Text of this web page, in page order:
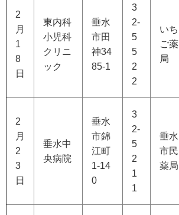
2
月
1
8
日
東内科
小児科
クリニ
ック
垂水
市田
神34
85-1
3
2-
5
5
2
2
いち
ご薬
局
2
月
2
3
日
垂水中
央病院
垂水
市錦
江町
1-14
0
3
2-
5
2
1
1
垂水
市民
薬局